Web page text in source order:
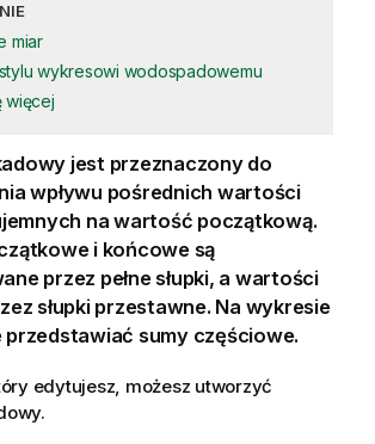
miar
wykresowi wodospadowemu
więcej
jest przeznaczony do
wpływu pośrednich wartości
na wartość początkową.
i końcowe są
przez pełne słupki, a wartości
słupki przestawne. Na wykresie
przedstawiać sumy częściowe.
edytujesz, możesz utworzyć